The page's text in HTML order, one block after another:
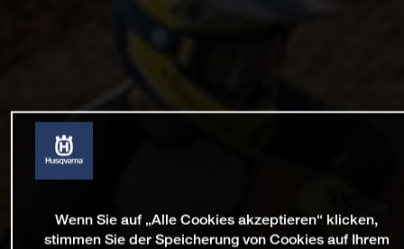
Wenn Sie auf „Alle Cookies akzeptieren“ klicken,
stimmen Sie der Speicherung von Cookies auf Ihrem